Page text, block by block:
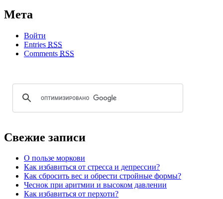
Мета
Войти
Entries RSS
Comments RSS
Свежие записи
О пользе моркови
Как избавиться от стресса и депрессии?
Как сбросить вес и обрести стройные формы?
Чеснок при аритмии и высоком давлении
Как избавиться от перхоти?